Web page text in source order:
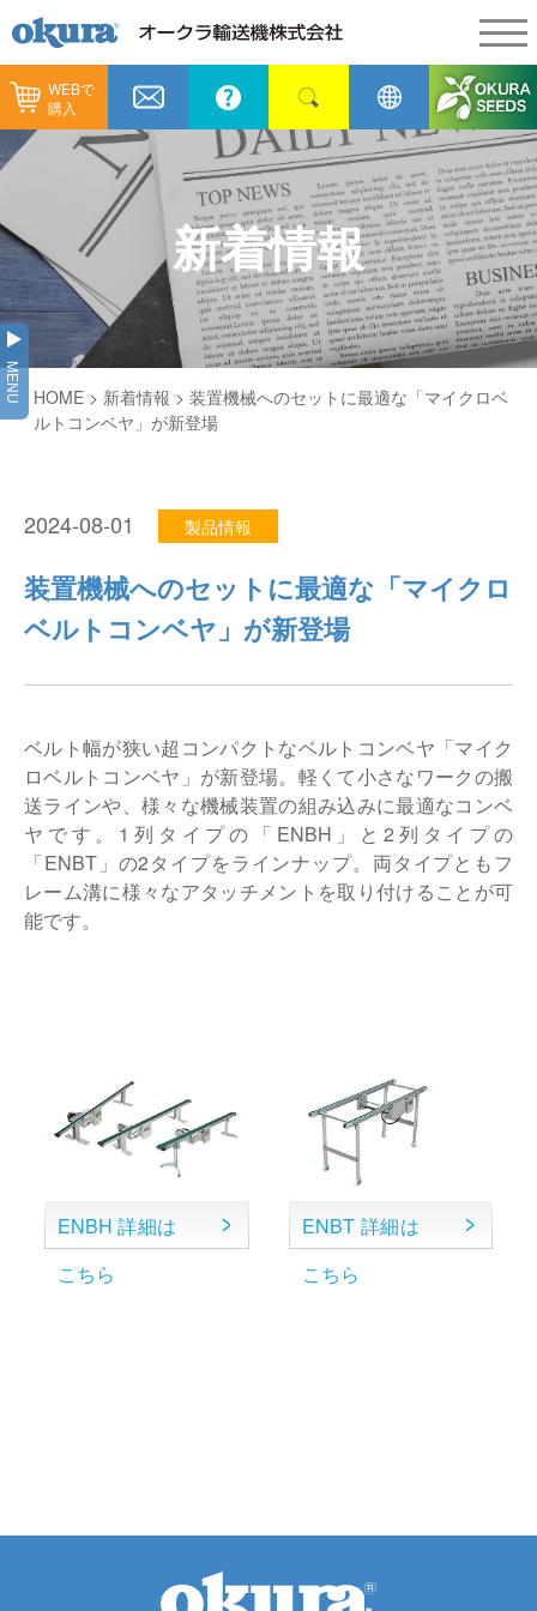
WEBで
購入
製品情報
製品情報
コンベヤ機器
コンベヤ機器を探す
用途から探す
コンベヤ機器の技術情報
GTPシステム
仕分けシステム
ピッキングシステム
パレタイズ・デパレタイズシステム
バンニング・デバンニングシステム
バーチカル装置（垂直搬送機）
周辺機器
納入事例
納入事例
全業種
製造
物流
通販
食品
メンテナンス
カタログ／CAD
会社情報
会社情報
企業理念
会社概要
事業所一覧
事業紹介
沿革
オークラの取組み
採用情報
オークラミュージアム
新着情報
オークラ育英財団
プライバシーポリシー
サイトポリシー
新着情報
MENU HOME > 新着情報 > 装置機械へのセットに最適な「マイクロベ
ルトコンベヤ」が新登場
2024-08-01 製品情報
装置機械へのセットに最適な「マイクロ
ベルトコンベヤ」が新登場
ベルト幅が狭い超コンパクトなベルトコンベヤ「マイク
ロベルトコンベヤ」が新登場。軽くて小さなワークの搬
送ラインや、様々な機械装置の組み込みに最適なコンベ
ヤです。1列タイプの「ENBH」と2列タイプの
「ENBT」の2タイプをラインナップ。両タイプともフ
レーム溝に様々なアタッチメントを取り付けることが可
能です。
ENBH 詳細は
こちら
ENBT 詳細は
こちら